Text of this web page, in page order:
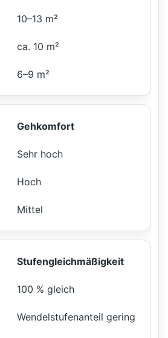
10–13 m²
ca. 10 m²
6–9 m²
Gehkomfort
Sehr hoch
Hoch
Mittel
Stufengleichmäßigkeit
100 % gleich
Wendelstufenanteil gering